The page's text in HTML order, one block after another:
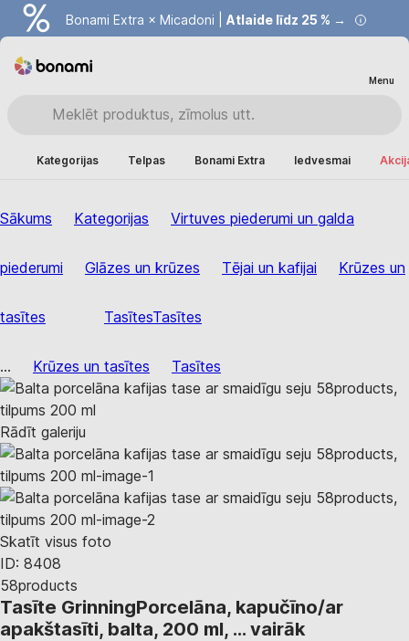
Bonami Extra × Micadoni | Atlaide līdz 25 % →
Menu
Kategorijas Telpas Bonami Extra Iedvesmai
Sākums Kategorijas Virtuves piederumi un galda
piederumi Glāzes un krūzes Tējai un kafijai Krūzes un
tasītes TasītesTasītes
... Krūzes un tasītes Tasītes
Rādīt galeriju
Skatīt visus foto
ID: 8408
58products
Tasīte GrinningPorcelāna, kapučīno/ar
apakštasīti, balta, 200 ml, … vairāk